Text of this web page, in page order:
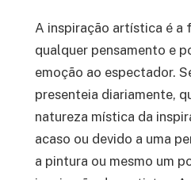
A inspiração artística é a
qualquer pensamento e
emoção ao espectador.
presenteia diariamente,
natureza mística da
acaso ou devido a uma
a pintura ou mesmo um